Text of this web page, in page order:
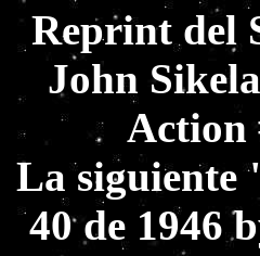
Reprint del
John
Action
La siguiente
40 de 1946